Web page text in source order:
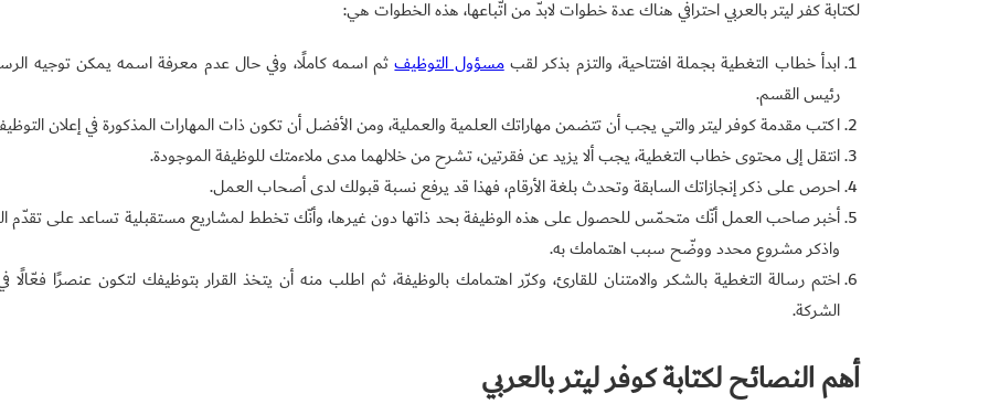
لكتابة كفر ليتر بالعربي احترافي هناك عدة خطوات لابدّ من اتّباعها، هذه الخطوات هي:
ابدأ خطاب التغطية بجملة افتتاحية، والتزم بذكر لقبمسؤول التوظيفثم اسمه كاملًا، وفي حال عدم معرفة اسمه يمكن توجيه
رئيس القسم.
اكتب مقدمة كوفر ليتر والتي يجب أن تتضمن مهاراتك العلمية والعملية، ومن الأفضل أن تكون ذات المهارات المذكورة في إعلان
انتقل إلى محتوى خطاب التغطية، يجب ألا يزيد عن فقرتين، تشرح من خلالهما مدى ملاءمتك للوظيفة الموجودة.
احرص على ذكر إنجازاتك السابقة وتحدث بلغة الأرقام، فهذا قد يرفع نسبة قبولك لدى أصحاب العمل.
أخبر صاحب العمل أنّك متحمّس للحصول على هذه الوظيفة بحد ذاتها دون غيرها، وأنّك تخطط لمشاريع مستقبلية تساعد على تقدّم
واذكر مشروع محدد ووضّح سبب اهتمامك به.
اختم رسالة التغطية بالشكر والامتنان للقارئ، وكرّر اهتمامك بالوظيفة، ثم اطلب منه أن يتخذ القرار بتوظيفك لتكون عنصرًا فعّالًا
الشركة.
أهم النصائح لكتابة كوفر ليتر بالعربي